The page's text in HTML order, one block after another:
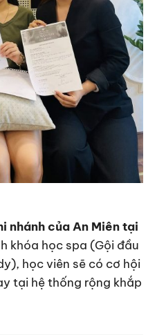
nhánh của An Miên tại
khóa học spa (Gội đầu
học viên sẽ có cơ hội
tại hệ thống rộng khắp